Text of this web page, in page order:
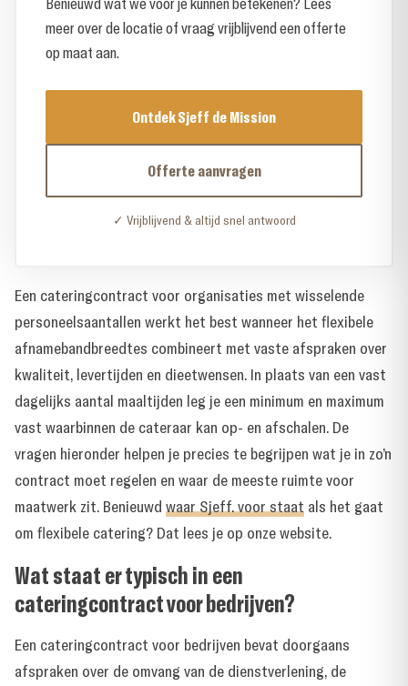
meer over de locatie of vraag vrijblijvend een offerte
op maat aan.
Ontdek Sjeff de Mission
Offerte aanvragen
✓ Vrijblijvend & altijd snel antwoord
Een cateringcontract voor organisaties met wisselende
personeelsaantallen werkt het best wanneer het flexibele
afnamebandbreedtes combineert met vaste afspraken over
kwaliteit, levertijden en dieetwensen. In plaats van een vast
dagelijks aantal maaltijden leg je een minimum en maximum
vast waarbinnen de cateraar kan op- en afschalen. De
vragen hieronder helpen je precies te begrijpen wat je in zo’n
contract moet regelen en waar de meeste ruimte voor
maatwerk zit. Benieuwd waar Sjeff. voor staat als het gaat
om flexibele catering? Dat lees je op onze website.
Wat staat er typisch in een
cateringcontract voor bedrijven?
Een cateringcontract voor bedrijven bevat doorgaans
afspraken over de omvang van de dienstverlening, de